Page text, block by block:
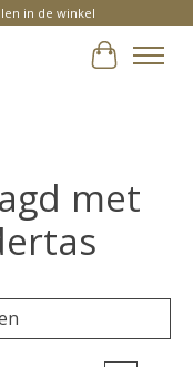
in de winkel
met